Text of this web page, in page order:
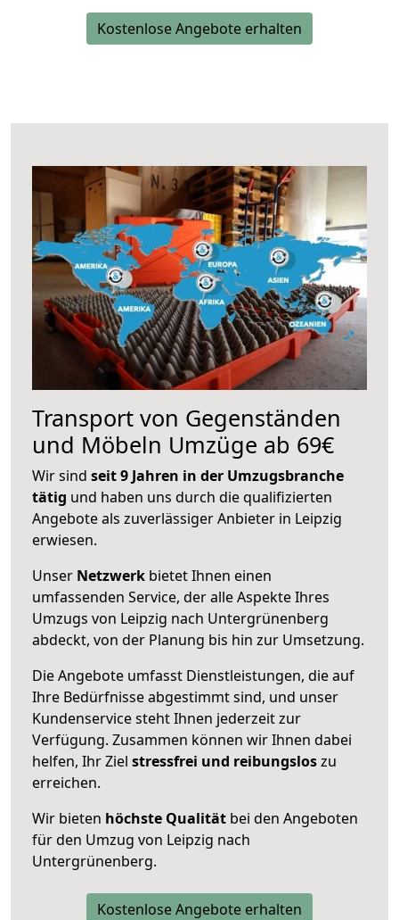
Kostenlose Angebote erhalten
Transport von Gegenständen
und Möbeln Umzüge ab 69€
Wir sind seit 9 Jahren in der Umzugsbranche
tätig und haben uns durch die qualifizierten
Angebote als zuverlässiger Anbieter in Leipzig
erwiesen.
Unser Netzwerk bietet Ihnen einen
umfassenden Service, der alle Aspekte Ihres
Umzugs von Leipzig nach Untergrünenberg
abdeckt, von der Planung bis hin zur Umsetzung.
Die Angebote umfasst Dienstleistungen, die auf
Ihre Bedürfnisse abgestimmt sind, und unser
Kundenservice steht Ihnen jederzeit zur
Verfügung. Zusammen können wir Ihnen dabei
helfen, Ihr Ziel stressfrei und reibungsloszu
erreichen.
Wir bieten höchste Qualität bei den Angeboten
für den Umzug von Leipzig nach
Untergrünenberg.
Kostenlose Angebote erhalten